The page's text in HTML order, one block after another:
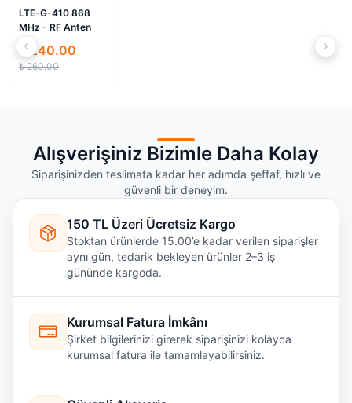
İndirimli
LTE-G-410 868
MHz - RF Anten
₺ 240.00
₺ 260.00
Alışverişiniz Bizimle Daha Kolay
Siparişinizden teslimata kadar her adımda şeffaf, hızlı ve
güvenli bir deneyim.
150 TL Üzeri Ücretsiz Kargo
Stoktan ürünlerde 15.00’e kadar verilen siparişler
aynı gün, tedarik bekleyen ürünler 2–3 iş
gününde kargoda.
Kurumsal Fatura İmkânı
Şirket bilgilerinizi girerek siparişinizi kolayca
kurumsal fatura ile tamamlayabilirsiniz.